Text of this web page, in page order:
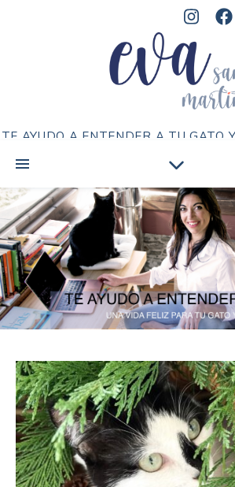
TE AYUDO A ENTENDER A TU GATO